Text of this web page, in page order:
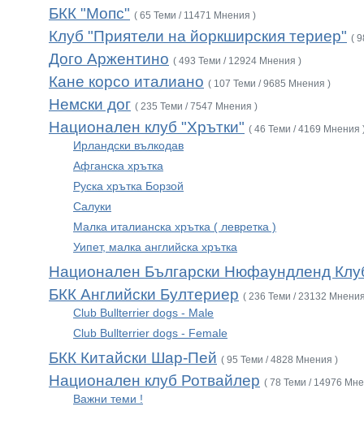
БКК "Мопс" ( 65 Теми / 11471 Мнения )
Клуб "Приятели на йоркширския териер" (
Дого Аржентино ( 493 Теми / 12924 Мнения )
Кане корсо италиано ( 107 Теми / 9685 Мнения )
Немски дог ( 235 Теми / 7547 Мнения )
Национален клуб "Хрътки" ( 46 Теми / 4169 Мнения
Ирландски вълкодав
Афганска хрътка
Руска хрътка Борзой
Салуки
Малка италианска хрътка ( левретка )
Уипет, малка английска хрътка
Национален Български Нюфаундленд
БКК Английски Бултериер ( 236 Теми / 23132
Club Bullterrier dogs - Male
Club Bullterrier dogs - Female
БКК Китайски Шар-Пей ( 95 Теми / 4828 Мнения )
Национален клуб Ротвайлер ( 78 Теми / 14976
Важни теми !